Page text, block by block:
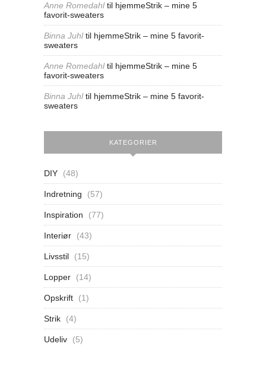
Anne Romedahltil hjemmeStrik – mine 5
favorit-sweaters
Binna Juhltil hjemmeStrik – mine 5 favorit-
sweaters
Anne Romedahltil hjemmeStrik – mine 5
favorit-sweaters
Binna Juhltil hjemmeStrik – mine 5 favorit-
sweaters
KATEGORIER
DIY (48)
Indretning (57)
Inspiration (77)
Interiør (43)
Livsstil (15)
Lopper (14)
Opskrift (1)
Strik (4)
Udeliv (5)